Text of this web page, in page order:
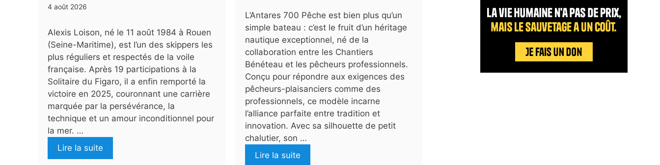
4 août 2026
Alexis Loison, né le 11 août 1984 à Rouen
(Seine-Maritime), est l’un des skippers les
plus réguliers et respectés de la voile
française. Après 19 participations à la
Solitaire du Figaro, il a enfin remporté la
victoire en 2025, couronnant une carrière
marquée par la persévérance, la
technique et un amour inconditionnel pour
la mer. …
Lire la suite
L’Antares 700 Pêche est bien plus qu’un
simple bateau : c’est le fruit d’un héritage
nautique exceptionnel, né de la
collaboration entre les Chantiers
Bénéteau et les pêcheurs professionnels.
Conçu pour répondre aux exigences des
pêcheurs-plaisanciers comme des
professionnels, ce modèle incarne
l’alliance parfaite entre tradition et
innovation. Avec sa silhouette de petit
chalutier, son …
Lire la suite